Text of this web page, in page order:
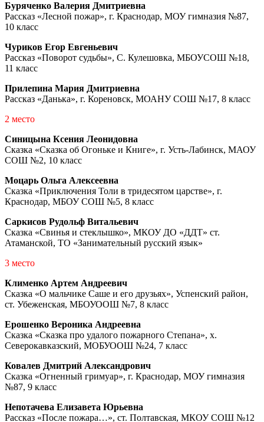
Буряченко Валерия Дмитриевна
Рассказ «Лесной пожар», г. Краснодар, МОУ гимназия №87,
10 класс
Чуриков Егор Евгеньевич
Рассказ «Поворот судьбы», С. Кулешовка, МБОУСОШ №18,
11 класс
Прилепина Мария Дмитриевна
Рассказ «Данька», г. Кореновск, МОАНУ СОШ №17, 8 класс
2 место
Синицына Ксения Леонидовна
Сказка «Сказка об Огоньке и Книге», г. Усть-Лабинск, МАОУ
СОШ №2, 10 класс
Моцарь Ольга Алексеевна
Сказка «Приключения Толи в тридесятом царстве», г.
Краснодар, МБОУ СОШ №5, 8 класс
Саркисов Рудольф Витальевич
Сказка «Свинья и стеклышко», МКОУ ДО «ДДТ» ст.
Атаманской, ТО «Занимательный русский язык»
3 место
Клименко Артем Андреевич
Сказка «О мальчике Саше и его друзьях», Успенский район,
ст. Убеженская, МБОУООШ №7, 8 класс
Ерошенко Вероника Андреевна
Сказка «Сказка про удалого пожарного Степана», х.
Северокавказский, МОБУООШ №24, 7 класс
Ковалев Дмитрий Александрович
Сказка «Огненный гримуар», г. Краснодар, МОУ гимназия
№87, 9 класс
Непотачева Елизавета Юрьевна
Рассказ «После пожара…», ст. Полтавская, МКОУ СОШ №12